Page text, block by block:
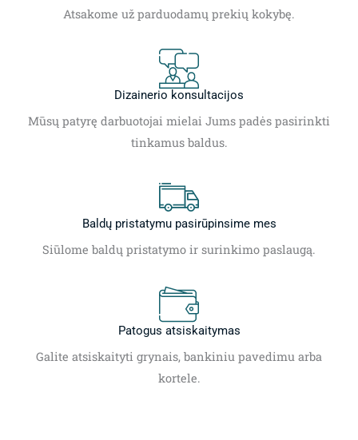
Atsakome už parduodamų prekių kokybę.
Dizainerio konsultacijos
Mūsų patyrę darbuotojai mielai Jums padės pasirinkti
tinkamus baldus.
Baldų pristatymu pasirūpinsime mes
Siūlome baldų pristatymo ir surinkimo paslaugą.
Patogus atsiskaitymas
Galite atsiskaityti grynais, bankiniu pavedimu arba
kortele.